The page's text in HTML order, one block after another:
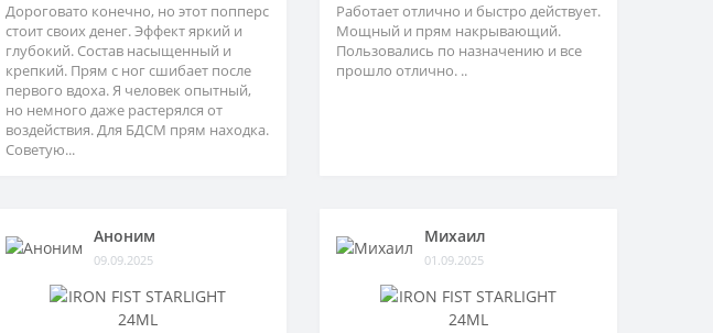
Дороговато конечно, но этот попперс
стоит своих денег. Эффект яркий и
глубокий. Состав насыщенный и
крепкий. Прям с ног сшибает после
первого вдоха. Я человек опытный,
но немного даже растерялся от
воздействия. Для БДСМ прям находка.
Советую...
Работает отлично и быстро действует.
Мощный и прям накрывающий.
Пользовались по назначению и все
прошло отлично. ..
Аноним
09.09.2025
Михаил
01.09.2025